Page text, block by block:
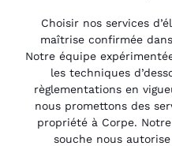
Choisir nos services
maîtrise confirmée
Notre équipe
les techniques
règlementations en
nous promettons des
propriété à Corpe.
souche nous